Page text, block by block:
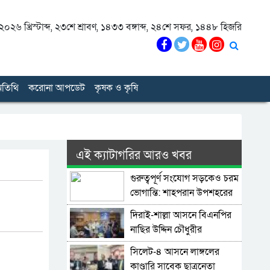
খ্রিস্টাব্দ, ২৩শে শ্রাবণ, ১৪৩৩ বঙ্গাব্দ, ২৪শে সফর, ১৪৪৮ হিজরি
করোনা আপডেট কৃষক ও কৃষি
এই ক্যাটাগরির আরও খবর
গুরুত্বপূর্ণ সংযোগ সড়কেও চরম
ভোগান্তি: শাহপরান উপশহরের
রাস্তাঘাট সংস্কারের দাবি
দিরাই-শাল্লা আসনে বিএনপির
নাছির উদ্দিন চৌধুরীর
মনোনয়নপত্র সংগ্রহ
সিলেট-৪ আসনে লাঙ্গলের
কাণ্ডারি সাবেক ছাত্রনেতা